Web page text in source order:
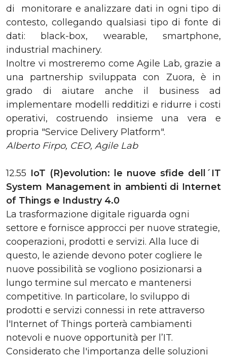
di monitorare e analizzare dati in ogni tipo di
contesto, collegando qualsiasi tipo di fonte di
dati: black-box, wearable, smartphone,
industrial machinery.
Inoltre vi mostreremo come Agile Lab, grazie a
una partnership sviluppata con Zuora, è in
grado di aiutare anche il business ad
implementare modelli redditizi e ridurre i costi
operativi, costruendo insieme una vera e
propria "Service Delivery Platform".
Alberto Firpo, CEO, Agile Lab
12.55 IoT (R)evolution: le nuove sfide dell´IT
System Management in ambienti di Internet
of Things e Industry 4.0
La trasformazione digitale riguarda ogni
settore e fornisce approcci per nuove strategie,
cooperazioni, prodotti e servizi. Alla luce di
questo, le aziende devono poter cogliere le
nuove possibilità se vogliono posizionarsi a
lungo termine sul mercato e mantenersi
competitive. In particolare, lo sviluppo di
prodotti e servizi connessi in rete attraverso
l'Internet of Things porterà cambiamenti
notevoli e nuove opportunità per l’IT.
Considerato che l'importanza delle soluzioni